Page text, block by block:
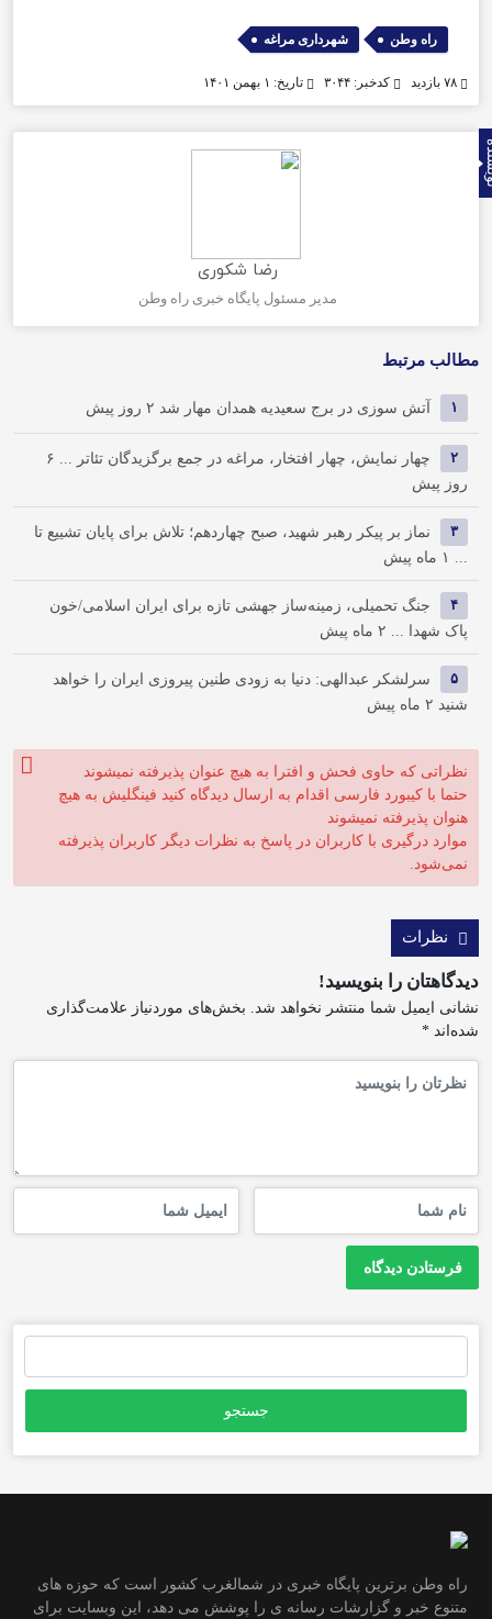
راه وطن , شهرداری مراغه
کدخبر: ۳۰۴۴ تاریخ: ۱ بهمن ۱۴۰۱
رضا شکوری
مدیر مسئول پایگاه خبری راه وطن
مطالب مرتبط
۱ آتش سوزی در برج سعیدیه همدان مهار شد ۲ روز پیش
۲ چهار نمایش، چهار افتخار، مراغه در جمع برگزیدگان تئاتر ... ۶
روز پیش
۳
نماز بر پیکر رهبر شهید، صبح چهاردهم؛ تلاش برای پایان تشییع تا
۱ ماه پیش
۴
جنگ تحمیلی، زمینه‌ساز جهشی تازه برای ایران اسلامی/خون
پاک شهدا ... ۲ ماه پیش
۵
سرلشکر عبدالهی: دنیا به زودی طنین پیروزی ایران را خواهد
شنید ۲ ماه پیش
نظراتی که حاوی فحش و افترا به هیچ عنوان پذیرفته نمیشوند
حتما با کیبورد فارسی اقدام به ارسال دیدگاه کنید فینگلیش به هیچ
هنوان پذیرفته نمیشوند
موارد درگیری با کاربران در پاسخ به نظرات دیگر کاربران پذیرفته
نمی‌شود.
نظرات
دیدگاهتان را بنویسید!
نشانی ایمیل شما منتشر نخواهد شد.
بخش‌های موردنیاز علامت‌گذاری
شده‌اند *
برای:
راه وطن برترین پایگاه خبری در شمالغرب کشور است که حوزه های
متنوع خبر و گزارشات رسانه ی را پوشش می دهد، این وبسایت برای